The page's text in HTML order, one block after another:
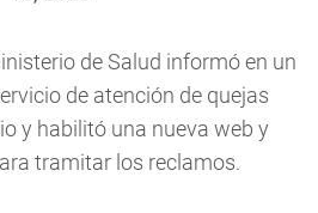
de Salud informó en un
de atención de quejas
y habilitó una nueva web y
tramitar los reclamos.